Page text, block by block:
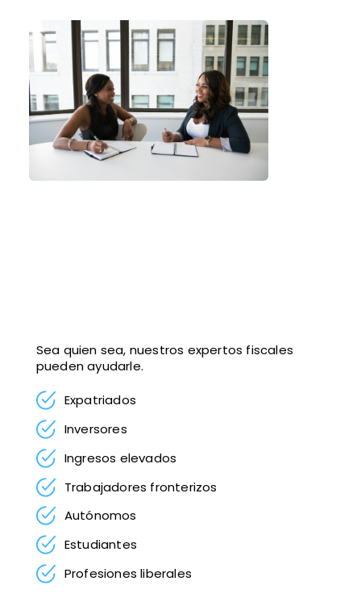
Sea quien sea, nuestros expertos fiscales
pueden ayudarle.
Expatriados
Inversores
Ingresos elevados
Trabajadores fronterizos
Autónomos
Estudiantes
Profesiones liberales